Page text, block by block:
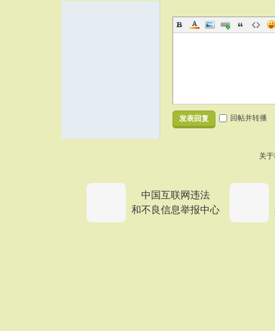
发表回复 回帖并转播
关
中国互联网违法
和不良信息举报中心